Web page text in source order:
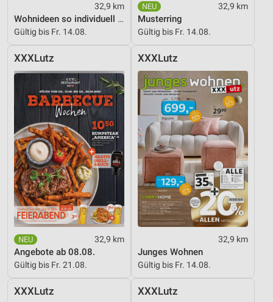
32,9 km
Wohnideen so individuell wie du!
Gültig bis Fr. 14.08.
32,9 km
Musterring
Gültig bis Fr. 14.08.
XXXLutz
32,9 km
Angebote ab 08.08.
Gültig bis Fr. 21.08.
XXXLutz
32,9 km
Junges Wohnen
Gültig bis Fr. 14.08.
XXXLutz XXXLutz